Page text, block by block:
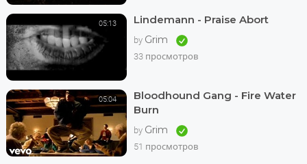
05:13 Lindemann - Praise Abort
by Grim
33 просмотров
05:04
Bloodhound Gang - Fire Water
Burn
by Grim
51 просмотров